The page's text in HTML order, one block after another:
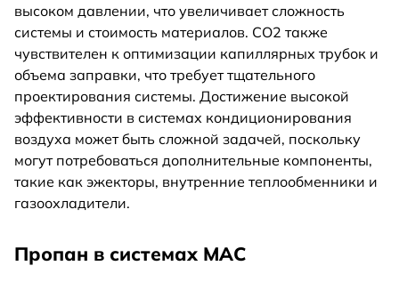
высоком давлении, что увеличивает сложность
системы и стоимость материалов. CO2 также
чувствителен к оптимизации капиллярных трубок и
объема заправки, что требует тщательного
проектирования системы. Достижение высокой
эффективности в системах кондиционирования
воздуха может быть сложной задачей, поскольку
могут потребоваться дополнительные компоненты,
такие как эжекторы, внутренние теплообменники и
газоохладители.
Пропан в системах MAC